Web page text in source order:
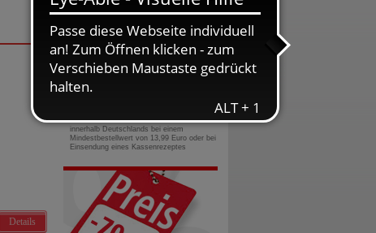
Seite drucken
Details
0800-10 11 422
gebührenfreie Rufnummer
innerhalb Deutschlands bei einem
Mindestbestellwert von 13,99 Euro oder bei
Einsendung eines Kassenrezeptes